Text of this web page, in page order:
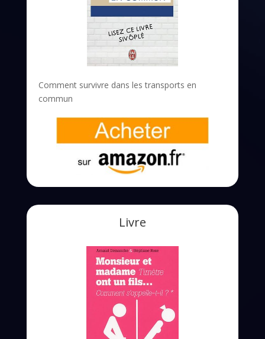
Comment survivre dans les transports en
commun
Livre